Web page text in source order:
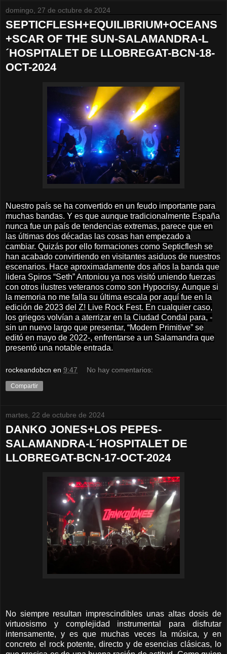
domingo, 27 de octubre de 2024
SEPTICFLESH+EQUILIBRIUM+OCEANS
+SCAR OF THE SUN-SALAMANDRA-L
´HOSPITALET DE LLOBREGAT-BCN-18-
OCT-2024
Nuestro país se ha convertido en un feudo importante para
muchas bandas. Y es que aunque tradicionalmente España
nunca fue un país de tendencias extremas, parece que en
las últimas dos décadas las cosas han empezado a
cambiar. Quizás por ello formaciones como Septicflesh se
han acabado convirtiendo en visitantes asiduos de nuestros
escenarios. Hace aproximadamente dos años la banda que
lidera Spiros “Seth” Antoniou ya nos visitó uniendo fuerzas
con otros ilustres veteranos como son Hypocrisy. Aunque si
la memoria no me falla su última escala por aquí fue en la
edición de 2023 del Z! Live Rock Fest. En cualquier caso,
los griegos volvían a aterrizar en la Ciudad Condal para, -
sin un nuevo largo que presentar, “Modern Primitive” se
editó en mayo de 2022-, enfrentarse a un Salamandra que
presentó una notable entrada.
rockeandobcn en 9:47 No hay comentarios:
Compartir
martes, 22 de octubre de 2024
DANKO JONES+LOS PEPES-
SALAMANDRA-L´HOSPITALET DE
LLOBREGAT-BCN-17-OCT-2024
No siempre resultan imprescindibles unas altas dosis de
virtuosismo y complejidad instrumental para disfrutar
intensamente, y es que muchas veces la música, y en
concreto el rock potente, directo y de esencias clásicas, lo